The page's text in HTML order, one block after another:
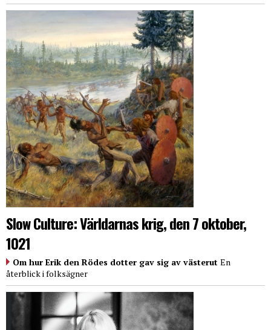
Slow Culture: Världarnas krig, den 7 oktober,
1021
Om hur Erik den Rödes dotter gav sig av västerut En
återblick i folksägner